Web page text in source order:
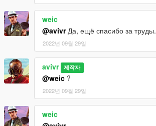
weic
@avivrДа, ещё спасибо за труды.
2022년 09월 29일
avivr 제작자
@weic ?
2022년 09월 29일
weic